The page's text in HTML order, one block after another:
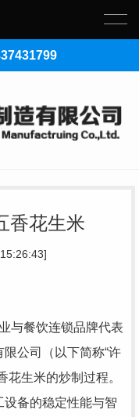
香花生米
与餐饮连锁品牌代表
公司（以下简称“许
花生米的炒制过程。
备的稳定性能与智